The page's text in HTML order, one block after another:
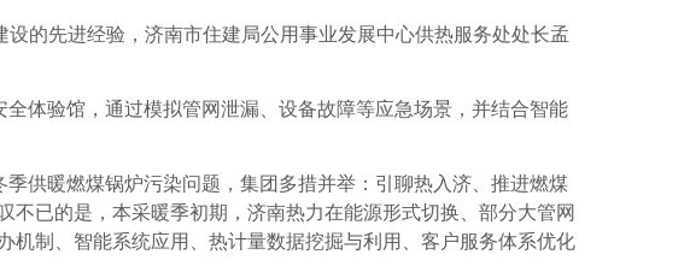
的先进经验，济南市住建局公用事业发展中心供热服务处处长孟
体验馆，通过模拟管网泄漏、设备故障等应急场景， 并结合智能
季供暖燃煤锅炉污染问题，集团多措并举：引聊热入济、推进燃煤
已的是，本采暖季初期，济南热力在能源形式切换、部分大管网
制、智能系统应用、热计量数据挖掘与利用、客户服务体系优化